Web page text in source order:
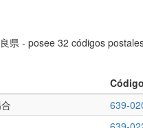
県 - posee 32 códigos
639-